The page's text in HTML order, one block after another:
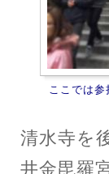
ここでは
清水寺を
井金毘羅